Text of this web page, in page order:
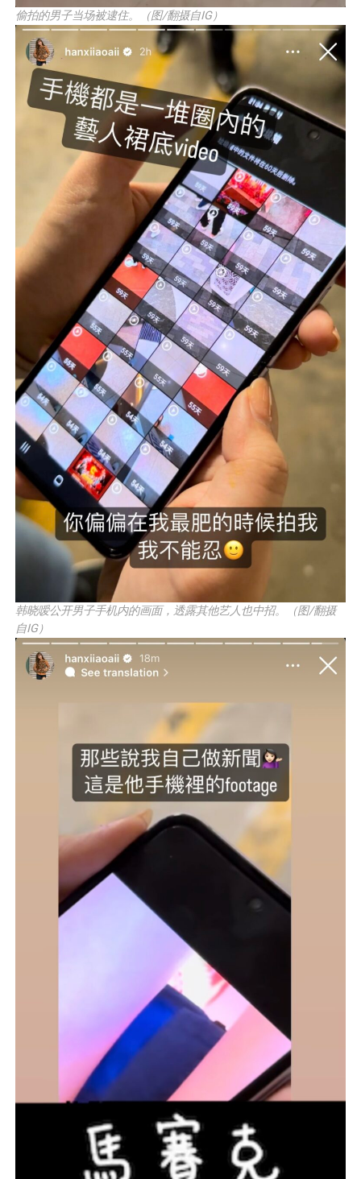
偷拍的男子当场被逮住。（图/翻摄自IG）
韩晓嗳公开男子手机内的画面，透露其他艺人也中招。（图/翻摄
自IG）